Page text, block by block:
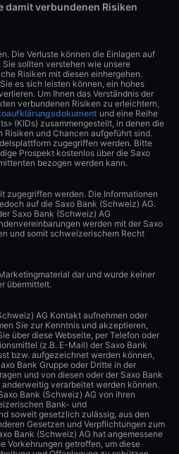
damit verbundenen Risiken
Die Verluste können die Einlagen auf
sollten verstehen wie unsere
Risiken mit diesen einhergehen.
es sich leisten können, ein hohes
Um Ihnen das Verständnis der
verbundenen Risiken zu erleichtern,
und eine Reihe
(KIDs) zusammengestellt, in denen die
Risiken und Chancen aufgeführt sind.
zugegriffen werden. Bitte
Prospekt kostenlos über die Saxo
bezogen werden kann.
zugegriffen werden. Die Informationen
auf die Saxo Bank (Schweiz) AG.
Saxo Bank (Schweiz) AG
werden mit der Saxo
und somit schweizerischem Recht
dar und wurde keiner
übermittelt.
AG Kontakt aufnehmen oder
Sie zur Kenntnis und akzeptieren,
über diese Webseite, per Telefon oder
(z.B. E-Mail) der Saxo Bank
bzw. aufgezeichnet werden können,
Bank Gruppe oder Dritte in der
und von diesen oder der Saxo Bank
verarbeitet werden können.
Bank (Schweiz) AG von ihren
Bank- und
soweit gesetzlich zulässig, aus den
Gesetzen und Verpflichtungen zum
Bank (Schweiz) AG hat angemessene
Vorkehrungen getroffen, um diese